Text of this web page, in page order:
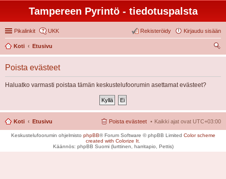
Tampereen Pyrintö - tiedotuspalsta
Pikalinkit UKK Kirjaudu sisään
Rekisteröidy
Koti
Etusivu
tsi
Poista evästeet
Haluatko varmasti poistaa tämän keskustelufoorumin asettamat evästeet?
Koti Etusivu Kaikki ajat ovat UTC+03:00
Poista evästeet
Keskustelufoorumin ohjelmisto phpBB® Forum Software © phpBB Limited Color scheme
created with Colorize It
Käännös: phpBB Suomi (lurttinen, harritapio, Pettis)